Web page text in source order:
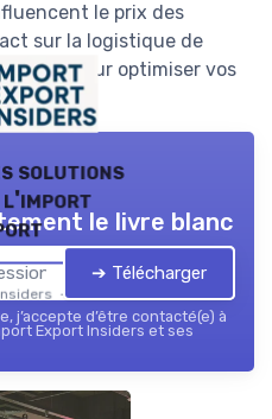
le prix des
sur la logistique de
pour optimiser vos
solutions
l'import
— 2026
le livre blanc
➔ Télécharger
j’accepte d’être contacté(e) à
Export Insiders et ses